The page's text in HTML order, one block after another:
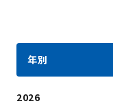
年別
2026